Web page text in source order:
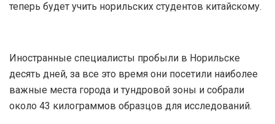
теперь будет учить норильских студентов китайскому.
Иностранные специалисты пробыли в Норильске
десять дней, за все это время они посетили наиболее
важные места города и тундровой зоны и собрали
около 43 килограммов образцов для исследований.